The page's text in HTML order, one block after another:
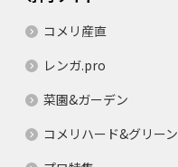
コメリ産直
レンガ.pro
菜園&ガーデン
コメリハード&グリーン